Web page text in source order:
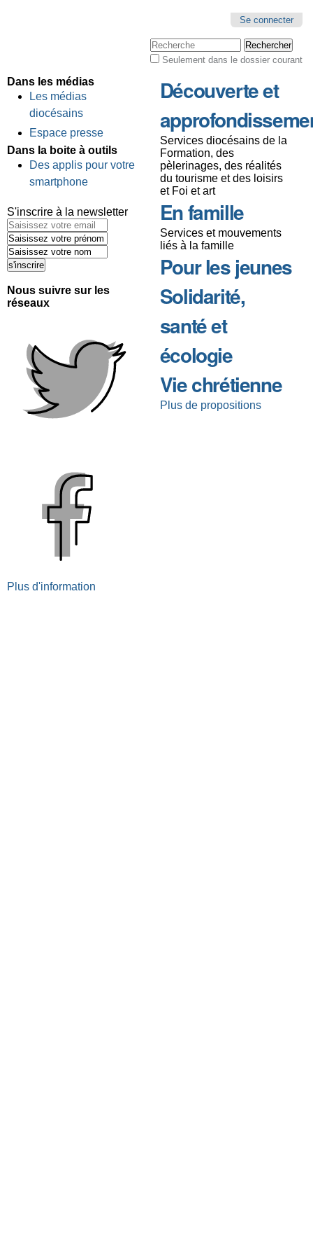
Se connecter
Chercher par
Seulement dans le dossier courant
Dans les médias
Les médias
diocésains
Espace presse
Dans la boite à outils
Des applis pour votre
smartphone
S'inscrire à la newsletter
Nous suivre sur les
réseaux
Plus d'information
Découverte et
Services diocésains de la
Formation, des
pèlerinages, des réalités
du tourisme et des loisirs
et Foi et art
En famille
Services et mouvements
liés à la famille
Pour les jeunes
Solidarité,
santé et
écologie
Vie chrétienne
Plus de propositions